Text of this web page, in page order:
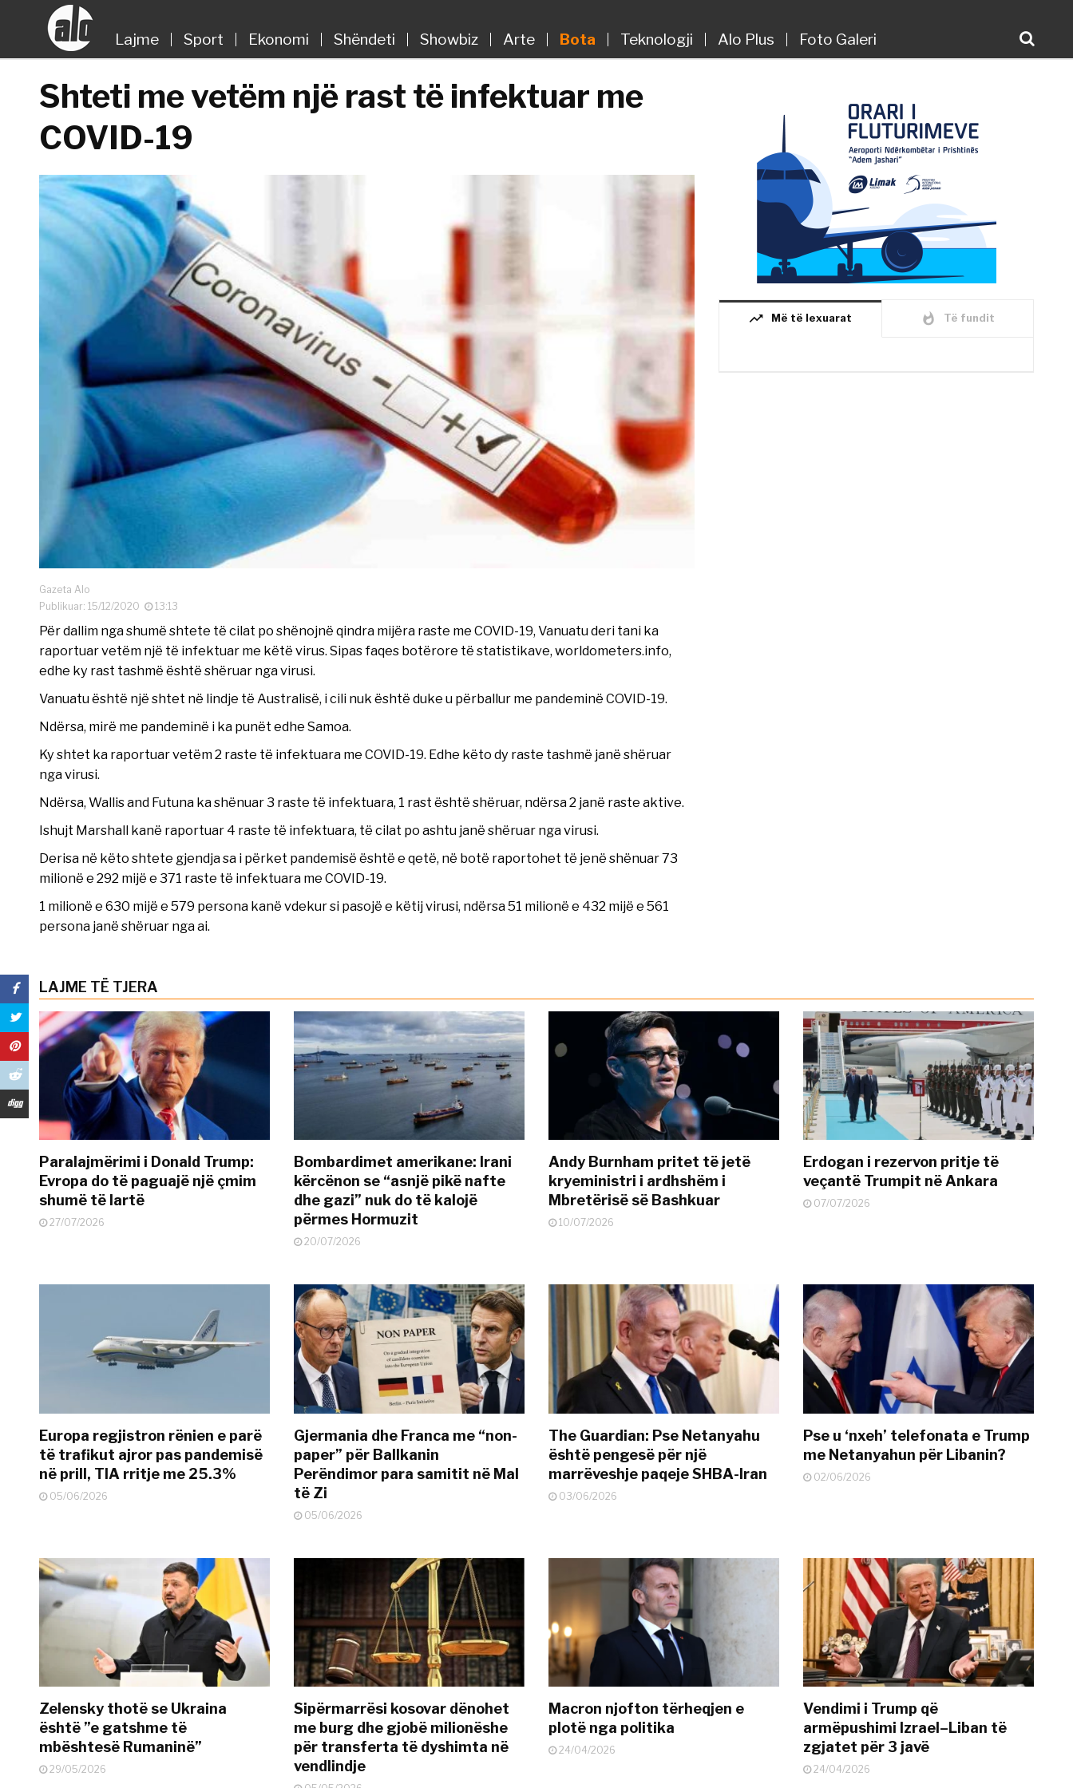
Lajme Sport Ekonomi Shëndeti Showbiz Arte Bota Teknologji Alo Plus Foto Galeri
Shteti me vetëm një rast të infektuar me
COVID-19
Gazeta Alo
Publikuar: 15/12/2020
13:13
Për dallim nga shumë shtete të cilat po shënojnë qindra mijëra raste me COVID-19, Vanuatu deri tani ka
raportuar vetëm një të infektuar me këtë virus. Sipas faqes botërore të statistikave, worldometers.info,
edhe ky rast tashmë është shëruar nga virusi.
Vanuatu është një shtet në lindje të Australisë, i cili nuk është duke u përballur me pandeminë COVID-19.
Ndërsa, mirë me pandeminë i ka punët edhe Samoa.
Ky shtet ka raportuar vetëm 2 raste të infektuara me COVID-19. Edhe këto dy raste tashmë janë shëruar
nga virusi.
Ndërsa, Wallis and Futuna ka shënuar 3 raste të infektuara, 1 rast është shëruar, ndërsa 2 janë raste aktive.
Ishujt Marshall kanë raportuar 4 raste të infektuara, të cilat po ashtu janë shëruar nga virusi.
Derisa në këto shtete gjendja sa i përket pandemisë është e qetë, në botë raportohet të jenë shënuar 73
milionë e 292 mijë e 371 raste të infektuara me COVID-19.
1 milionë e 630 mijë e 579 persona kanë vdekur si pasojë e këtij virusi, ndërsa 51 milionë e 432 mijë e 561
persona janë shëruar nga ai.
trending_up Më të lexuarat whatshot Të fundit
LAJME TË TJERA
Paralajmërimi i Donald Trump:
Evropa do të paguajë një çmim
shumë të lartë
27/07/2026
Bombardimet amerikane: Irani
kërcënon se “asnjë pikë nafte
dhe gazi” nuk do të kalojë
përmes Hormuzit
20/07/2026
Andy Burnham pritet të jetë
kryeministri i ardhshëm i
Mbretërisë së Bashkuar
10/07/2026
Erdogan i rezervon pritje të
veçantë Trumpit në Ankara
07/07/2026
Europa regjistron rënien e parë
të trafikut ajror pas pandemisë
në prill, TIA rritje me 25.3%
05/06/2026
Gjermania dhe Franca me “non-
paper” për Ballkanin
Perëndimor para samitit në Mal
të Zi
05/06/2026
The Guardian: Pse Netanyahu
është pengesë për një
marrëveshje paqeje SHBA-Iran
03/06/2026
Pse u ‘nxeh’ telefonata e Trump
me Netanyahun për Libanin?
02/06/2026
Zelensky thotë se Ukraina
është ”e gatshme të
mbështesë Rumaninë”
29/05/2026
Sipërmarrësi kosovar dënohet
me burg dhe gjobë milionëshe
për transferta të dyshimta në
vendlindje
Macron njofton tërheqjen e
plotë nga politika
24/04/2026
Vendimi i Trump që
armëpushimi Izrael–Liban të
zgjatet për 3 javë
24/04/2026